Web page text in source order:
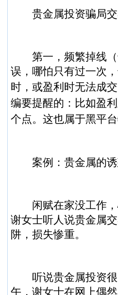
贵金属投资骗局交
第一，频繁掉线（
误，哪怕只有过一次
时，或盈利时无法成
编要提醒的：比如盈
个点。这也属于黑平台
案例：贵金属的诱
闲赋在家没工作，
谢女士听人说贵金属
阱，损失惨重。
听说贵金属投资很
午，谢女士在网上偶